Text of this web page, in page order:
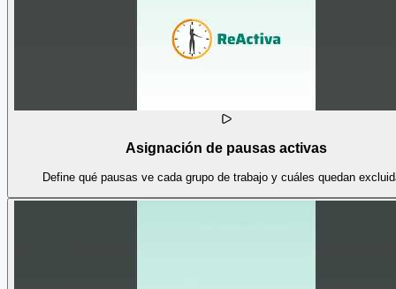
Asignación de pausas activas
Define qué pausas ve cada grupo de trabajo y cuáles quedan